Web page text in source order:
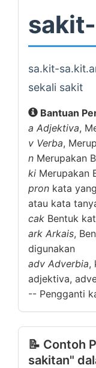
sa.kit-
sekali sakit
Bantuan
a Adjektiva,
v Verba,
n Merupakan
ki Merupakan
pron kata
atau kata
cak Bentuk
ark Arkais,
digunakan
adv Adverbia,
adjektiva,
-- Pengganti
📝 Contoh
sakitan"